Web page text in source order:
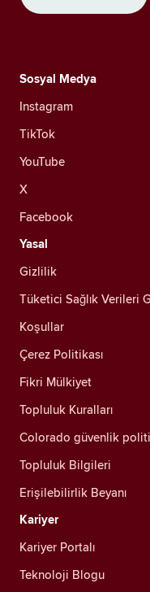
Sosyal Medya
Instagram
TikTok
YouTube
X
Facebook
Yasal
Gizlilik
Tüketici Sağlık Verileri
Koşullar
Çerez Politikası
Fikri Mülkiyet
Topluluk Kuralları
Colorado güvenlik
Topluluk Bilgileri
Erişilebilirlik Beyanı
Kariyer
Kariyer Portalı
Teknoloji Blogu